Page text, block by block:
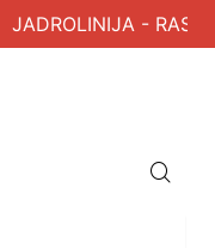
JADROLINIJA -